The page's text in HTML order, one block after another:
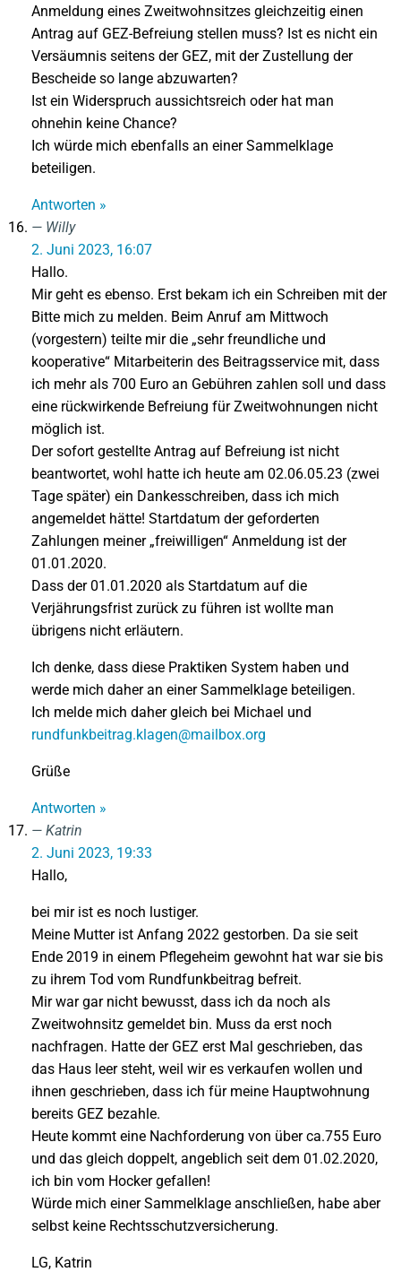
Anmeldung eines Zweitwohnsitzes gleichzeitig einen
Antrag auf GEZ-Befreiung stellen muss? Ist es nicht ein
Versäumnis seitens der GEZ, mit der Zustellung der
Bescheide so lange abzuwarten?
Ist ein Widerspruch aussichtsreich oder hat man
ohnehin keine Chance?
Ich würde mich ebenfalls an einer Sammelklage
beteiligen.
Antworten »
Willy
2. Juni 2023, 16:07
Hallo.
Mir geht es ebenso. Erst bekam ich ein Schreiben mit der
Bitte mich zu melden. Beim Anruf am Mittwoch
(vorgestern) teilte mir die „sehr freundliche und
kooperative“ Mitarbeiterin des Beitragsservice mit, dass
ich mehr als 700 Euro an Gebühren zahlen soll und dass
eine rückwirkende Befreiung für Zweitwohnungen nicht
möglich ist.
Der sofort gestellte Antrag auf Befreiung ist nicht
beantwortet, wohl hatte ich heute am 02.06.05.23 (zwei
Tage später) ein Dankesschreiben, dass ich mich
angemeldet hätte! Startdatum der geforderten
Zahlungen meiner „freiwilligen“ Anmeldung ist der
01.01.2020.
Dass der 01.01.2020 als Startdatum auf die
Verjährungsfrist zurück zu führen ist wollte man
übrigens nicht erläutern.
Ich denke, dass diese Praktiken System haben und
werde mich daher an einer Sammelklage beteiligen.
Ich melde mich daher gleich bei Michael und
rundfunkbeitrag.klagen@mailbox.org
Grüße
Antworten »
Katrin
2. Juni 2023, 19:33
Hallo,
bei mir ist es noch lustiger.
Meine Mutter ist Anfang 2022 gestorben. Da sie seit
Ende 2019 in einem Pflegeheim gewohnt hat war sie bis
zu ihrem Tod vom Rundfunkbeitrag befreit.
Mir war gar nicht bewusst, dass ich da noch als
Zweitwohnsitz gemeldet bin. Muss da erst noch
nachfragen. Hatte der GEZ erst Mal geschrieben, das
das Haus leer steht, weil wir es verkaufen wollen und
ihnen geschrieben, dass ich für meine Hauptwohnung
bereits GEZ bezahle.
Heute kommt eine Nachforderung von über ca.755 Euro
und das gleich doppelt, angeblich seit dem 01.02.2020,
ich bin vom Hocker gefallen!
Würde mich einer Sammelklage anschließen, habe aber
selbst keine Rechtsschutzversicherung.
LG, Katrin